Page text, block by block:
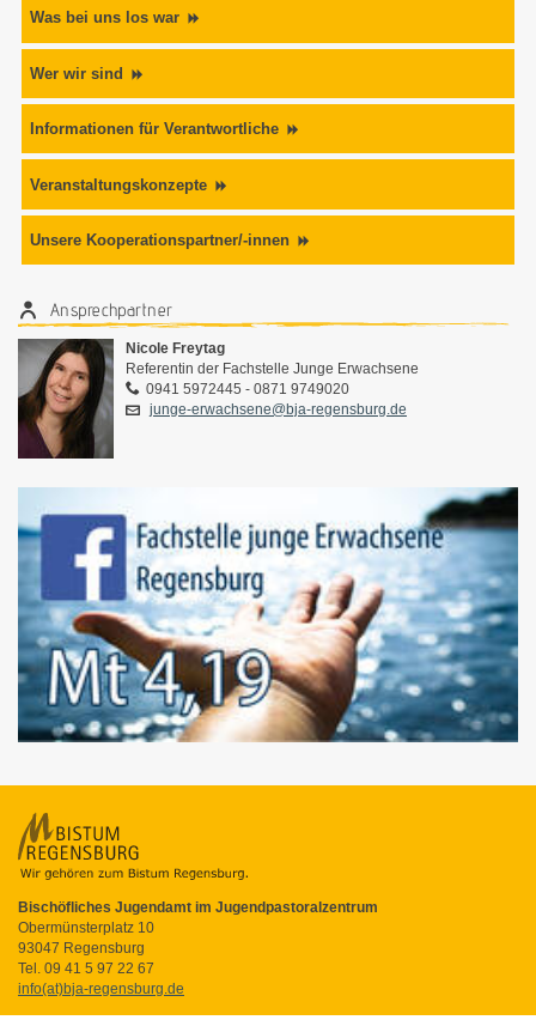
Was bei uns los war
Wer wir sind
Informationen für Verantwortliche
Veranstaltungskonzepte
Unsere Kooperationspartner/-innen
Ansprechpartner
Nicole Freytag
Referentin der Fachstelle Junge Erwachsene
0941 5972445 - 0871 9749020
junge-erwachsene@bja-regensburg.de
Bischöfliches Jugendamt im Jugendpastoralzentrum
Obermünsterplatz 10
93047 Regensburg
Tel. 09 41 5 97 22 67
info(at)bja-regensburg.de